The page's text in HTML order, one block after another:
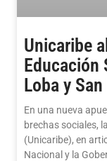
Unicaribe
Educación
Loba y
En una nueva
brechas sociales,
(Unicaribe), en
Nacional y la